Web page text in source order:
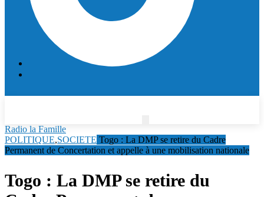
Radio la Famille
POLITIQUE,SOCIETE Togo : La DMP se retire du Cadre
Permanent de Concertation et appelle à une mobilisation nationale
Togo : La DMP se retire du